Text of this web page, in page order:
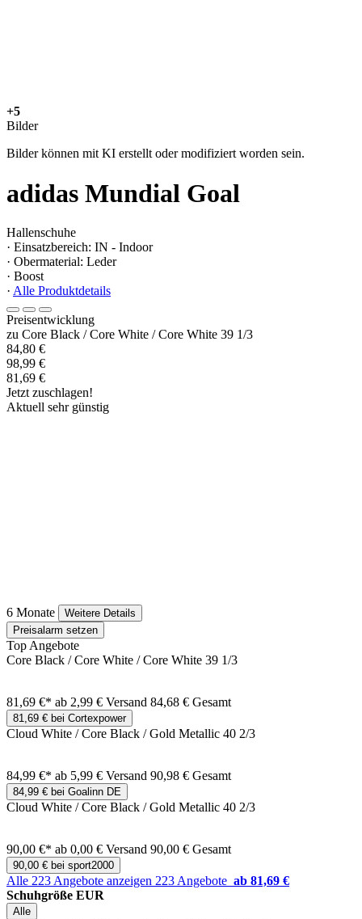
+5
Bilder
Bilder können mit KI erstellt oder modifiziert worden sein.
adidas Mundial Goal
Hallenschuhe
· Einsatzbereich: IN - Indoor
· Obermaterial: Leder
· Boost
· Alle Produktdetails
Preisentwicklung
zu Core Black / Core White / Core White 39 1/3
84,80 €
98,99 €
81,69 €
Jetzt zuschlagen!
Aktuell sehr günstig
6 Monate
Weitere Details
Preisalarm setzen
Top Angebote
Core Black / Core White / Core White 39 1/3
81,69 €* ab 2,99 € Versand 84,68 € Gesamt
81,69 € bei Cortexpower
Cloud White / Core Black / Gold Metallic 40 2/3
84,99 €* ab 5,99 € Versand 90,98 € Gesamt
84,99 € bei Goalinn DE
Cloud White / Core Black / Gold Metallic 40 2/3
90,00 €* ab 0,00 € Versand 90,00 € Gesamt
90,00 € bei sport2000
Alle 223 Angebote anzeigen 223 Angebote ab 81,69 €
Schuhgröße EUR
Alle